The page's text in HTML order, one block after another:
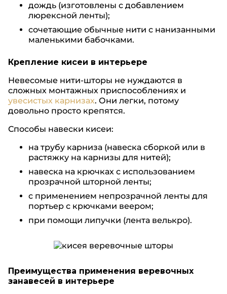
дождь (изготовлены с добавлением
люрексной ленты);
сочетающие обычные нити с нанизанными
маленькими бабочками.
Крепление кисеи в интерьере
Невесомые нити-шторы не нуждаются в
сложных монтажных приспособлениях и
увесистых карнизах. Они легки, потому
довольно просто крепятся.
Способы навески кисеи:
на трубу карниза (навеска сборкой или в
растяжку на карнизы для нитей);
навеска на крючках с использованием
прозрачной шторной ленты;
с применением непрозрачной ленты для
портьер с крючками веером;
при помощи липучки (лента велькро).
Преимущества применения веревочных
занавесей в интерьере